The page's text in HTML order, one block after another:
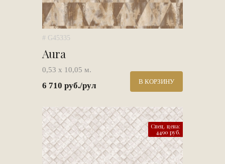
# G45335
Aura
0,53 х 10,05 м.
6 710 руб./рул В КОРЗИНУ
Спец. цена:
4490 руб.